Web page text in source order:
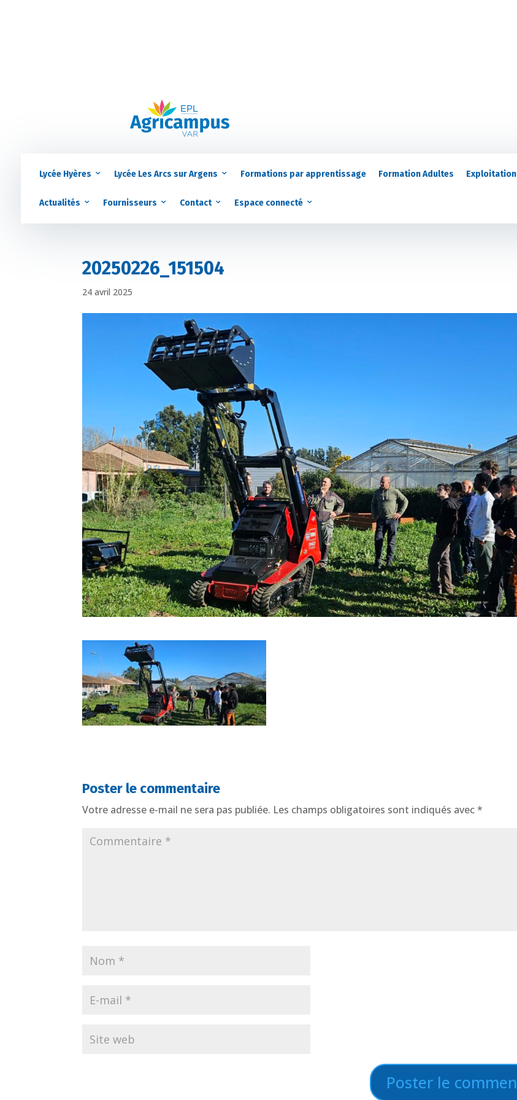
Lycée Hyères Lycée Les Arcs sur Argens Formations par apprentissage Formation Adultes Exploitation
Actualités Fournisseurs Contact Espace connecté
20250226_151504
24 avril 2025
Poster le commentaire
Votre adresse e-mail ne sera pas publiée. Les champs obligatoires sont indiqués avec*